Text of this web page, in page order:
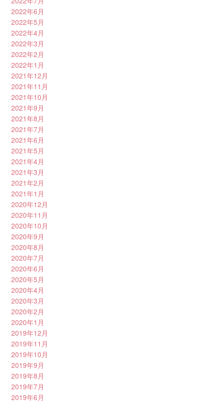
2022年6月
2022年5月
2022年4月
2022年3月
2022年2月
2022年1月
2021年12月
2021年11月
2021年10月
2021年9月
2021年8月
2021年7月
2021年6月
2021年5月
2021年4月
2021年3月
2021年2月
2021年1月
2020年12月
2020年11月
2020年10月
2020年9月
2020年8月
2020年7月
2020年6月
2020年5月
2020年4月
2020年3月
2020年2月
2020年1月
2019年12月
2019年11月
2019年10月
2019年9月
2019年8月
2019年7月
2019年6月